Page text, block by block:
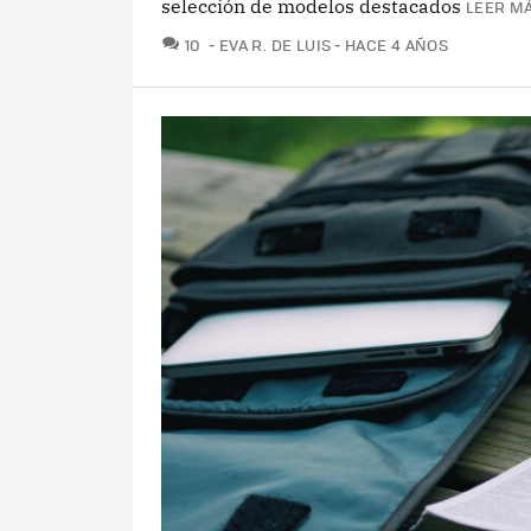
selección de modelos destacados LEER
10 COMENTARIOS
EVA R. DE LUIS HACE 4 AÑOS